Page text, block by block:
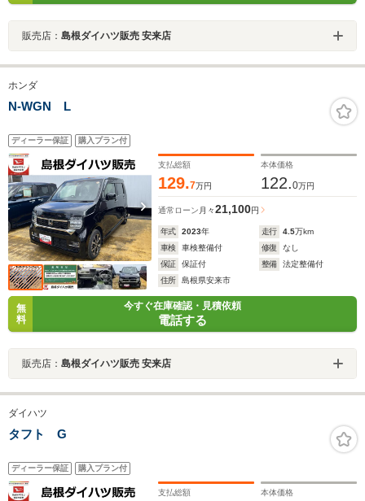
販売店： 島根ダイハツ販売 安来店
ホンダ
N-WGN L
ディーラー保証 購入プラン付
支払総額
129.7万円
本体価格
122.0万円
通常ローン 月々21,100円
年式 2023年 走行 4.5万km
車検
車検整備付 修復
なし
保証
保証付 整備
法定整備付
住所
島根県安来市
無
料
今すぐ在庫確認・見積依頼
電話する
販売店： 島根ダイハツ販売 安来店
ダイハツ
タフト G
ディーラー保証 購入プラン付
支払総額 本体価格